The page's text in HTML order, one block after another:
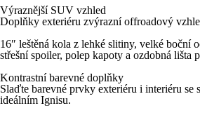
Výraznější SUV vzhled
Doplňky exteriéru zvýrazní offroadový
16″ leštěná kola z lehké slitiny, velké boční
střešní spoiler, polep kapoty a ozdobná lišta
Kontrastní barevné doplňky
Slaďte barevné prvky exteriéru i interiéru se
ideálním Ignisu.